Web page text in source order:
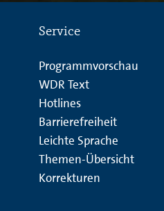
Service
Programmvorschau
WDR Text
Hotlines
Barrierefreiheit
Leichte Sprache
Themen-Übersicht
Korrekturen